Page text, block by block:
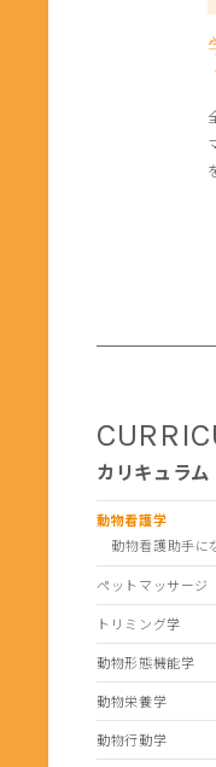
カリキュラム
動物看護学
動物看護助手に
ペットマッサージ
トリミング学
動物形態機能学
動物栄養学
動物行動学